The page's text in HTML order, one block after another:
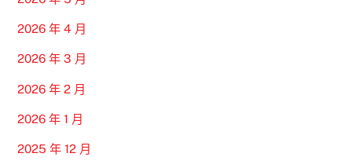
2026 年 4 月
2026 年 3 月
2026 年 2 月
2026 年 1 月
2025 年 12 月